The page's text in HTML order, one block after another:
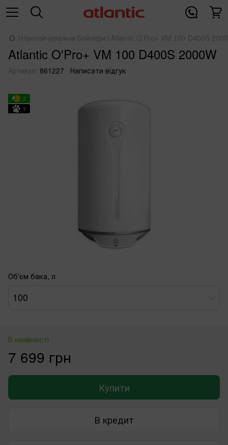
Накопичувальні бойлери Atlantic O'Pro+ VM 100 D400S
Atlantic O'Pro+ VM 100 D400S 2000W
Артикул: 861227 Написати відгук
2
3
Об'єм бака, л
100
В наявності
7 699 грн
Купити
В кредит